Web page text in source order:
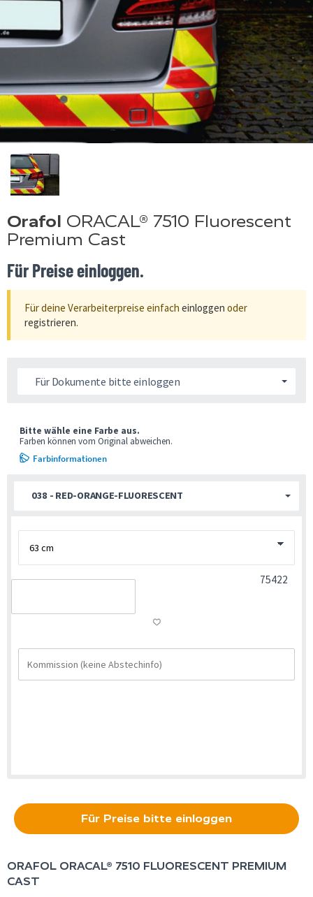
Orafol ORACAL® 7510 Fluorescent
Premium Cast
Für Preise einloggen.
Für deine Verarbeiterpreise einfach einloggen oder
registrieren.
Für Dokumente bitte einloggen
038 - RED-ORANGE-FLUORESCENT
Bitte wähle eine Farbe aus.
Farben können vom Original abweichen.
Farbinformationen
75422
Für Preise bitte einloggen
ORAFOL ORACAL® 7510 FLUORESCENT PREMIUM
CAST